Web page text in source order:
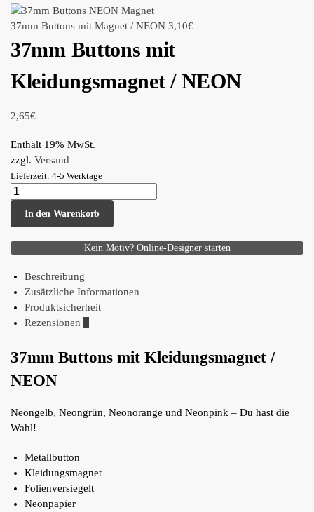
37mm Buttons mit Magnet / NEON 3,10€
37mm Buttons mit
Kleidungsmagnet / NEON
2,65€
Enthält 19% MwSt.
zzgl. Versand
Lieferzeit: 4-5 Werktage
In den Warenkorb
Kein Motiv? Online-Designer starten
Beschreibung
Zusätzliche Informationen
Produktsicherheit
Rezensionen
37mm Buttons mit Kleidungsmagnet /
NEON
Neongelb, Neongrün, Neonorange und Neonpink – Du hast die
Wahl!
Metallbutton
Kleidungsmagnet
Folienversiegelt
Neonpapier